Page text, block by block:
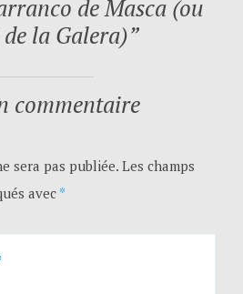
de Masca (ou
la Galera)”
commentaire
sera pas publiée. Les champs
avec *